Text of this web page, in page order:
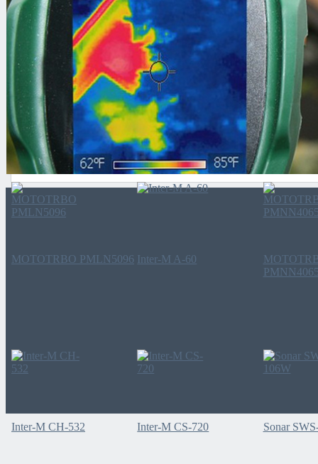
СФИНКС ВМ-612 ПРО MINELAB X-TERRA 70 Motorola
Vertex LF-6 MOTOTRBO RLN5886 ПЕЛЕНА-
Новинки
MOTOTRBO PMLN5096 Inter-M A-60
Inter-M CH-532 Inter-M CS-720 Sonar